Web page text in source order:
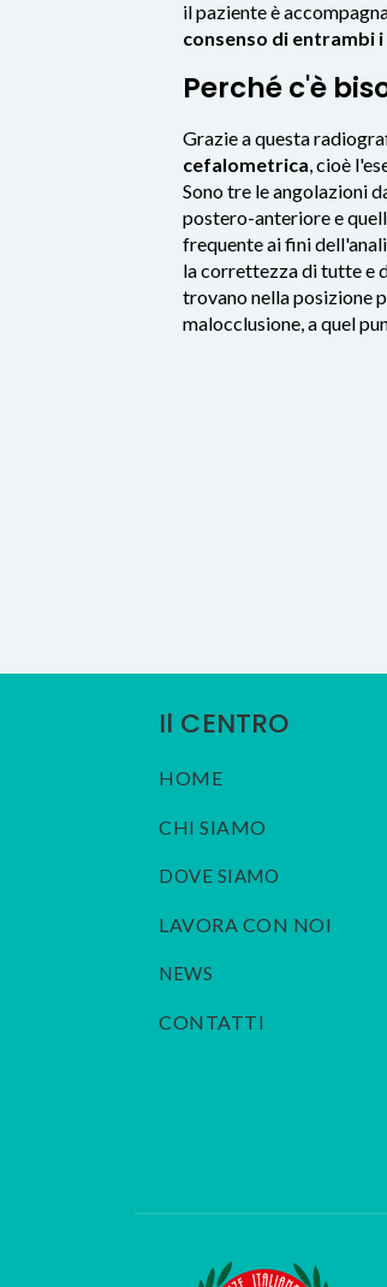
il paziente è
consenso di entrambi
Perché c'è
Grazie a questa
cefalometrica , cioè
Sono tre le angolazioni
postero-anteriore e
frequente ai fini
la correttezza di tutte e
trovano nella posizione
malocclusione, a quel
Il CENTRO
HOME
CHI SIAMO
DOVE SIAMO
LAVORA CON NOI
NEWS
CONTATTI